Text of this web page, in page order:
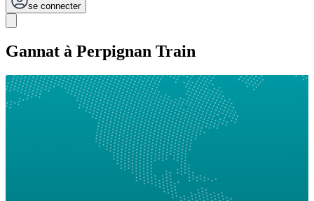
se connecter
Gannat à Perpignan Train